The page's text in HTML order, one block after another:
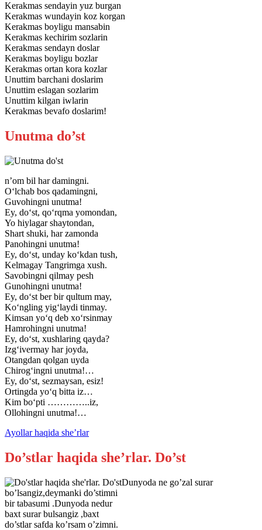
Kerakmas sendayin yuz burgan
Kerakmas wundayin koz korgan
Kerakmas boyligu mansabin
Kerakmas kechirim sozlarin
Kerakmas sendayn doslar
Kerakmas boyligu bozlar
Kerakmas ortan kora kozlar
Unuttim barchani doslarim
Unuttim eslagan sozlarim
Unuttim kilgan iwlarin
Kerakmas bevafo doslarim!
Unutma do’st
n’om bil har damingni.
O‘lchab bos qadamingni,
Guvohingni unutma!
Ey, do‘st, qo‘rqma yomondan,
Yo hiylagar shaytondan,
Shart shuki, har zamonda
Panohingni unutma!
Ey, do‘st, unday ko‘kdan tush,
Kelmagay Tangrimga xush.
Savobingni qilmay pesh
Gunohingni unutma!
Ey, do‘st ber bir qultum may,
Ko‘ngling yig‘laydi tinmay.
Kimsan yo‘q deb xo‘rsinmay
Hamrohingni unutma!
Ey, do‘st, xushlaring qayda?
Izg‘ivermay har joyda,
Otangdan qolgan uyda
Chirog‘ingni unutma!…
Ey, do‘st, sezmaysan, esiz!
Ortingda yo‘q bitta iz…
Kim bo‘pti …………..iz,
Ollohingni unutma!…
Ayollar haqida she’rlar
Do’stlar haqida she’rlar. Do’st
Dunyoda ne go’zal surar
bo’lsangiz,deymanki do’stimni
bir tabasumi .Dunyoda nedur
baxt surar bulsangiz ,baxt
do’stlar safda ko’rsam o’zimni.